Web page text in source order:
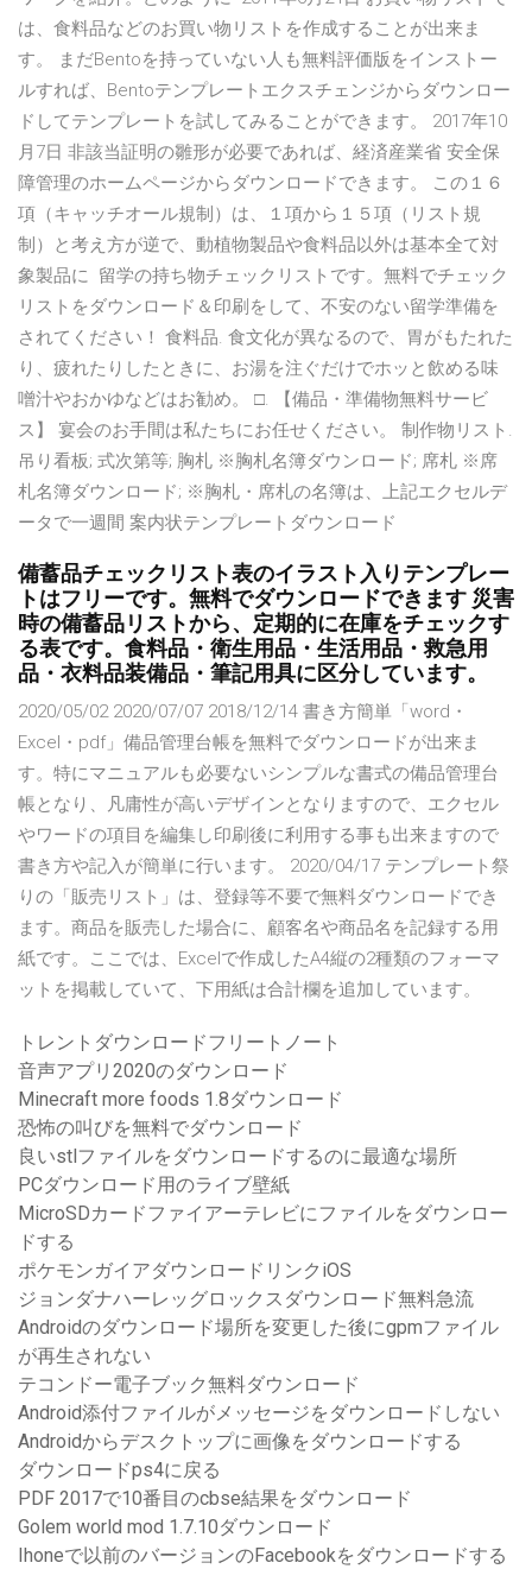
は、食料品などのお買い物リストを作成することが出来ま
す。 まだBentoを持っていない人も無料評価版をインストー
ルすれば、Bentoテンプレートエクスチェンジからダウンロー
ドしてテンプレートを試してみることができます。 2017年10
月7日 非該当証明の雛形が必要であれば、経済産業省 安全保
障管理のホームページからダウンロードできます。 この１６
項（キャッチオール規制）は、１項から１５項（リスト規
制）と考え方が逆で、動植物製品や食料品以外は基本全て対
象製品に 留学の持ち物チェックリストです。無料でチェック
リストをダウンロード＆印刷をして、不安のない留学準備を
されてください！ 食料品. 食文化が異なるので、胃がもたれた
り、疲れたりしたときに、お湯を注ぐだけでホッと飲める味
噌汁やおかゆなどはお勧め。 □. 【備品・準備物無料サービ
ス】 宴会のお手間は私たちにお任せください。 制作物リスト.
吊り看板; 式次第等; 胸札 ※胸札名簿ダウンロード; 席札 ※席
札名簿ダウンロード; ※胸札・席札の名簿は、上記エクセルデ
ータで一週間 案内状テンプレートダウンロード
備蓄品チェックリスト表のイラスト入りテンプレー
トはフリーです。無料でダウンロードできます 災害
時の備蓄品リストから、定期的に在庫をチェックす
る表です。食料品・衛生用品・生活用品・救急用
品・衣料品装備品・筆記用具に区分しています。
2020/05/02 2020/07/07 2018/12/14 書き方簡単「word・
Excel・pdf」備品管理台帳を無料でダウンロードが出来ま
す。特にマニュアルも必要ないシンプルな書式の備品管理台
帳となり、凡庸性が高いデザインとなりますので、エクセル
やワードの項目を編集し印刷後に利用する事も出来ますので
書き方や記入が簡単に行います。 2020/04/17 テンプレート祭
りの「販売リスト」は、登録等不要で無料ダウンロードでき
ます。商品を販売した場合に、顧客名や商品名を記録する用
紙です。ここでは、Excelで作成したA4縦の2種類のフォーマ
ットを掲載していて、下用紙は合計欄を追加しています。
トレントダウンロードフリートノート
音声アプリ2020のダウンロード
Minecraft more foods 1.8ダウンロード
恐怖の叫びを無料でダウンロード
良いstlファイルをダウンロードするのに最適な場所
PCダウンロード用のライブ壁紙
MicroSDカードファイアーテレビにファイルをダウンロー
ドする
ポケモンガイアダウンロードリンクiOS
ジョンダナハーレッグロックスダウンロード無料急流
Androidのダウンロード場所を変更した後にgpmファイル
が再生されない
テコンドー電子ブック無料ダウンロード
Android添付ファイルがメッセージをダウンロードしない
Androidからデスクトップに画像をダウンロードする
ダウンロードps4に戻る
PDF 2017で10番目のcbse結果をダウンロード
Golem world mod 1.7.10ダウンロード
Ihoneで以前のバージョンのFacebookをダウンロードする